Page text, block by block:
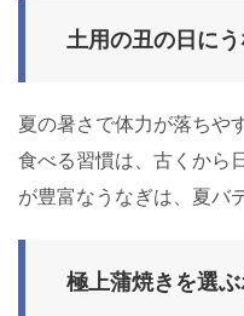
土用の丑の日に
夏の暑さで体力が落ちや
食べる習慣は、古くから
が豊富なうなぎは、夏バ
極上蒲焼きを選ぶ